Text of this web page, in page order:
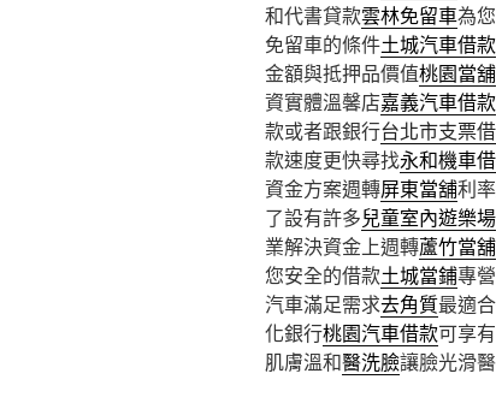
和代書貸款雲林免留車為
免留車的條件土城汽車借款
金額與抵押品價值桃園當舖
資實體溫馨店嘉義汽車借款
款或者跟銀行台北市支票
款速度更快尋找永和機車
資金方案週轉屏東當舖利
了設有許多兒童室內遊樂場
業解決資金上週轉蘆竹當舖
您安全的借款土城當鋪專
汽車滿足需求去角質最適
化銀行桃園汽車借款可享
肌膚溫和醫洗臉讓臉光滑